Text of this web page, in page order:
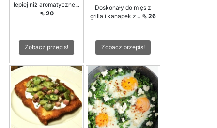
lepiej niż aromatyczne...
⇖ 20
Zobacz przepis!
Doskonały do mięs z
grilla i kanapek z... ⇖ 26
Zobacz przepis!